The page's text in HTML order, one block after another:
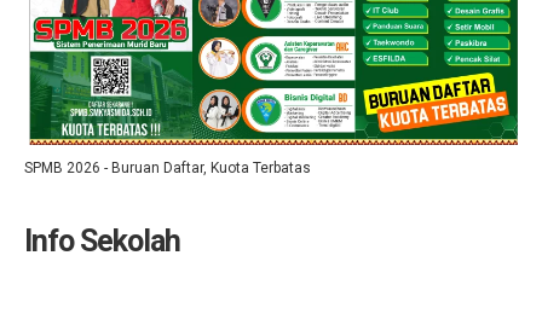
SPMB 2026 - Buruan Daftar, Kuota Terbatas
Info Sekolah